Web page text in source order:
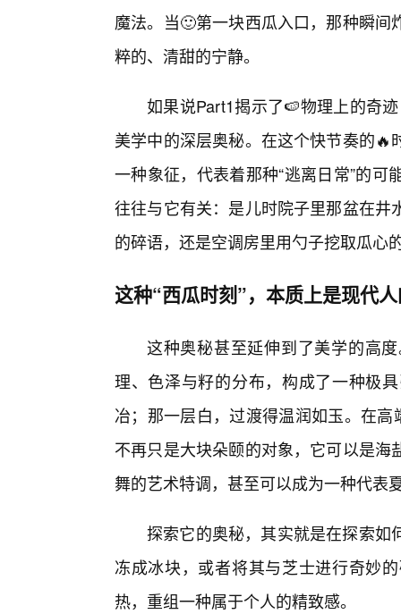
魔法。当🙂第一块西瓜入口，那种瞬
粹的、清甜的宁静。
如果说Part1揭示了🍉物理上的奇
美学中的深层奥秘。在这个快节奏的
一种象征，代表着那种“逃离日常”的
往往与它有关：是儿时院子里那盆在
的碎语，还是空调房里用勺子挖取瓜心
这种“西瓜时刻”，本质上是现代
这种奥秘甚至延伸到了美学的高
理、色泽与籽的分布，构成了一种极
冶；那一层白，过渡得温润如玉。在
不再只是大块朵颐的对象，它可以是
舞的艺术特调，甚至可以成为一种代表
探索它的奥秘，其实就是在探索如
冻成冰块，或者将其与芝士进行奇妙
热，重组一种属于个人的精致感。